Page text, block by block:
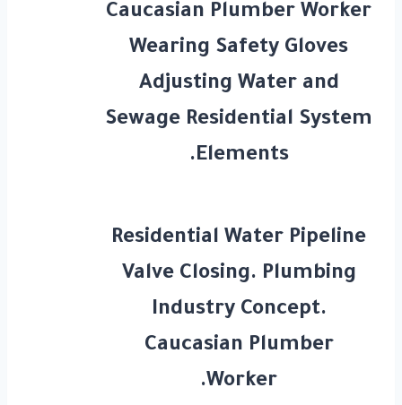
Caucasian Plumber Worker
Wearing Safety Gloves
Adjusting Water and
Sewage Residential System
Elements.
Residential Water Pipeline
Valve Closing. Plumbing
Industry Concept.
Caucasian Plumber
Worker.